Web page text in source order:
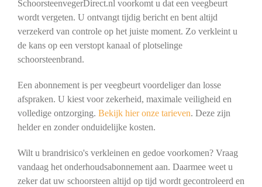
SchoorsteenvegerDirect.nl voorkomt u dat een veegbeurt
wordt vergeten. U ontvangt tijdig bericht en bent altijd
verzekerd van controle op het juiste moment. Zo verkleint u
de kans op een verstopt kanaal of plotselinge
schoorsteenbrand.
Een abonnement is per veegbeurt voordeliger dan losse
afspraken. U kiest voor zekerheid, maximale veiligheid en
volledige ontzorging. Bekijk hier onze tarieven. Deze zijn
helder en zonder onduidelijke kosten.
Wilt u brandrisico's verkleinen en gedoe voorkomen? Vraag
vandaag het onderhoudsabonnement aan. Daarmee weet u
zeker dat uw schoorsteen altijd op tijd wordt gecontroleerd en